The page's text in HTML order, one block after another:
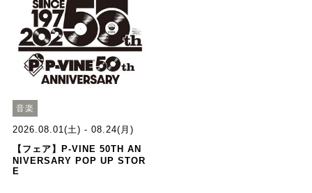
音楽
2026.08.01(土) - 08.24(月)
【フェア】P-VINE 50TH AN
NIVERSARY POP UP STOR
E